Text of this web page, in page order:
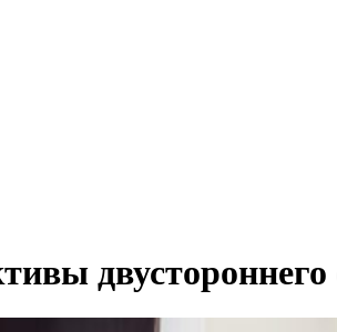
двустороннего